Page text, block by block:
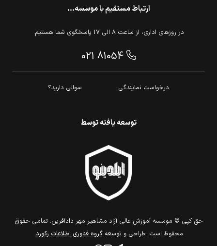
ارتباط مستقیم با موسسه...
در روزهای اداری، از ساعت 8 الی 17 پاسخگوی شما هستیم.
021 81054
درخواست نمایندگی سوالی دارید؟
توسعه یافته توسط
حق كپي © موسسه آموزش عالی آزاد مشاهیر مهر دادآفرین. تمامي حقوق
محفوظ است. طراحي و توسعهگروه فناوري اطلاعات ركورد.